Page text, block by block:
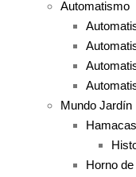
Automatismo
Mundo Jardín
Horno